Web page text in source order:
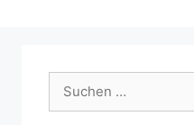
Suchen
nach: